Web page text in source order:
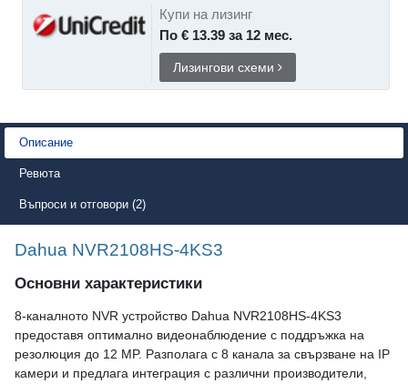
Купи на лизинг
По € 13.39 за 12 мес.
Лизингови схеми
Описание
Ревюта
Въпроси и отговори (2)
Dahua NVR2108HS-4KS3
Основни характеристики
8-каналното NVR устройство Dahua NVR2108HS-4KS3
предоставя оптимално видеонаблюдение с поддръжка на
резолюция до 12 MP. Разполага с 8 канала за свързване на IP
камери и предлага интеграция с различни производители,